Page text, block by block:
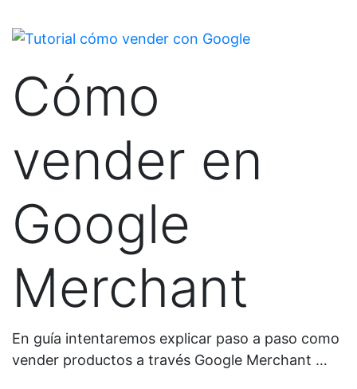
Cómo
vender en
Google
Merchant
En guía intentaremos explicar paso a paso como
vender productos a través Google Merchant …